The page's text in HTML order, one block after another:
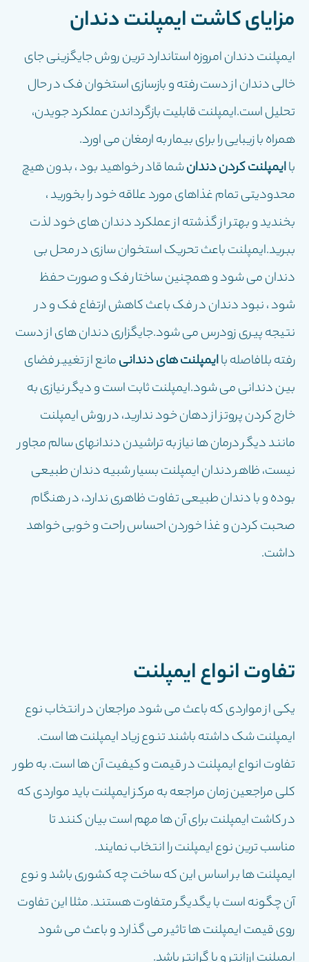
مزایای کاشت ایمپلنت دندان
ایمپلنت دندان امروزه استاندارد ترین روش جایگزینی جای
خالی دندان از دست رفته و بازسازی استخوان فک در حال
تحلیل است.ایمپلنت قابلیت بازگرداندن عملکرد جویدن،
همراه با زیبایی را برای بیمار به ارمغان می اورد.
باایمپلنت کردن دندانشما قادر خواهید بود ، بدون هیچ
محدودیتی تمام غذاهای مورد علاقه خود را بخورید ،
بخندید و بهتر از گذشته از عملکرد دندان های خود لذت
ببرید.ایمپلنت باعث تحریک استخوان سازی در محل بی
دندان می شود و همچنین ساختار فک و صورت حفظ
شود ، نبود دندان در فک باعث کاهش ارتفاع فک و در
نتیجه پیری زودرس می شود.جایگزاری دندان های از دست
رفته بلافاصله باایمپلنت های دندانیمانع از تغییر فضای
بین دندانی می شود.ایمپلنت ثابت است و دیگر نیازی به
خارج کردن پروتز از دهان خود ندارید، در روش ایمپلنت
مانند دیگر درمان ها نیاز به تراشیدن دندانهای سالم مجاور
نیست، ظاهر دندان ایمپلنت بسیار شبیه دندان طبیعی
بوده و با دندان طبیعی تفاوت ظاهری ندارد، در هنگام
صحبت کردن و غذا خوردن احساس راحت و خوبی خواهد
داشت.
تفاوت انواع ایمپلنت
یکی از مواردی که باعث می شود مراجعان در انتخاب نوع
ایمپلنت شک داشته باشند تنوع زیاد ایمپلنت ها است.
تفاوت انواع ایمپلنت در قیمت و کیفیت آن ها است. به طور
کلی مراجعین زمان مراجعه به مرکز ایمپلنت باید مواردی که
در کاشت ایمپلنت برای آن ها مهم است بیان کنند تا
مناسب ترین نوع ایمپلنت را انتخاب نمایند.
ایمپلنت ها بر اساس این که ساخت چه کشوری باشد و نوع
آن چگونه است با یگدیگر متفاوت هستند. مثلا این تفاوت
روی قیمت ایمپلنت ها تاثیر می گذارد و باعث می شود